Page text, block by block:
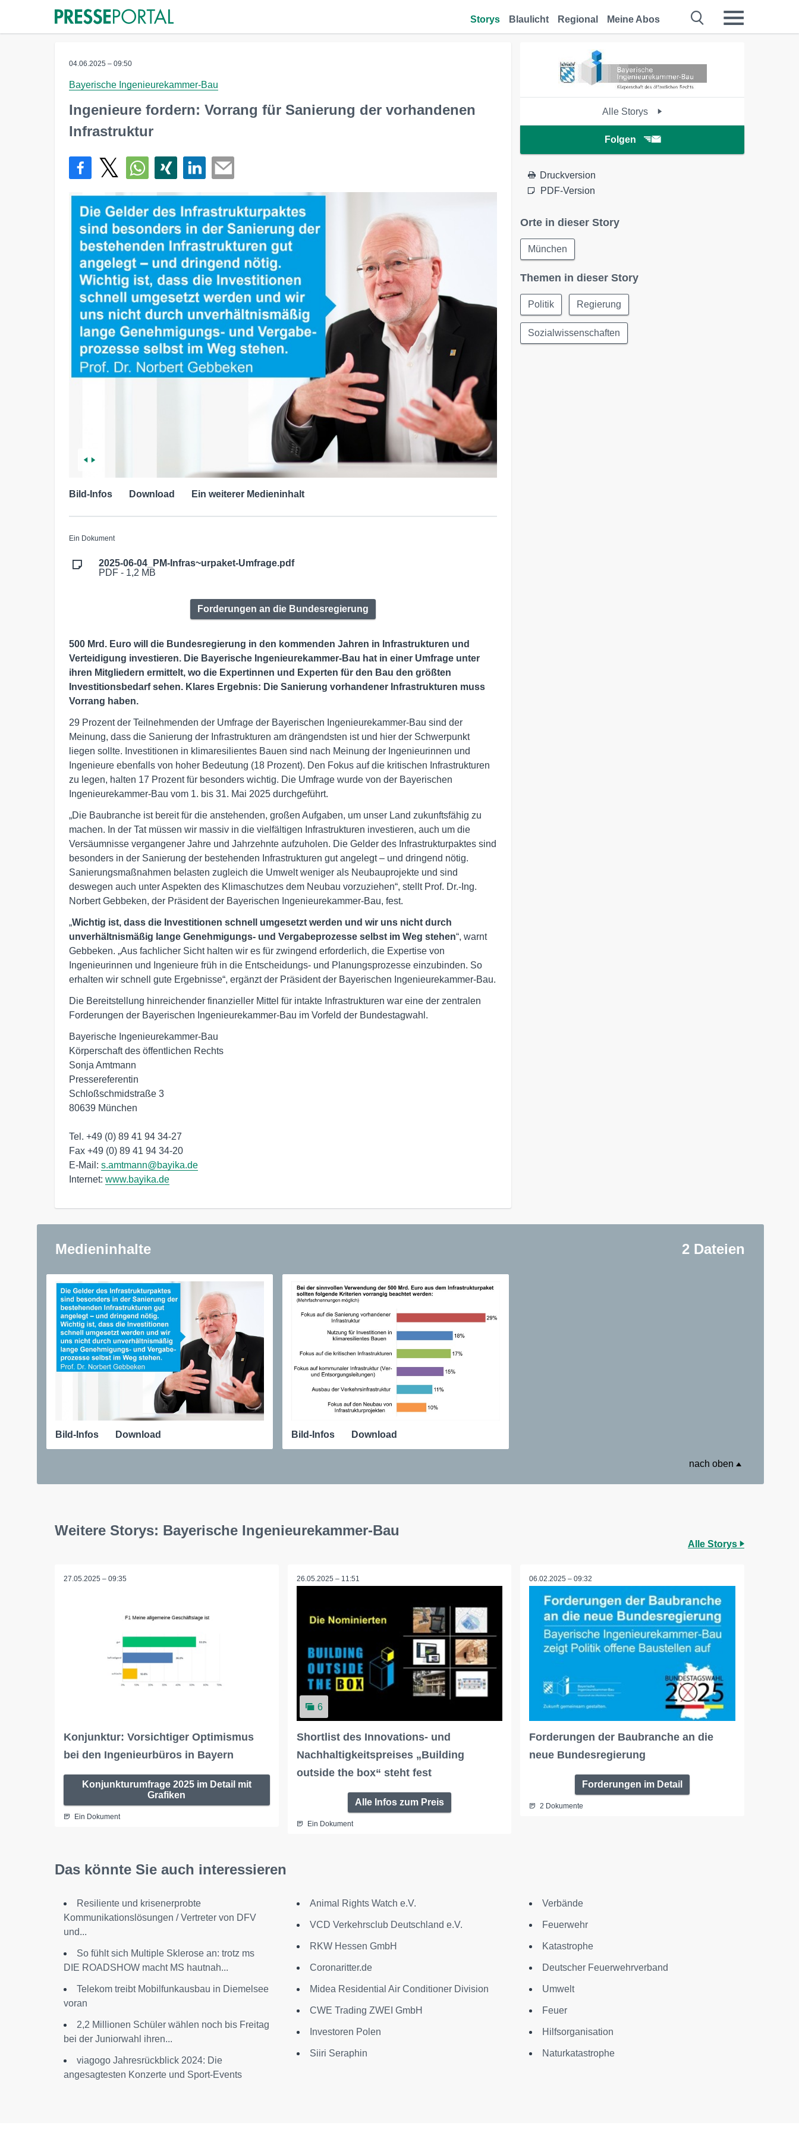
Storys Blaulicht Regional Meine Abos
04.06.2025 – 09:50
Bayerische Ingenieurekammer-Bau
Ingenieure fordern: Vorrang für Sanierung der vorhandenen
Infrastruktur
Bild-Infos Download Ein weiterer Medieninhalt
Ein Dokument
2025-06-04_PM-Infras~urpaket-Umfrage.pdf
PDF - 1,2 MB
Forderungen an die Bundesregierung
500 Mrd. Euro will die Bundesregierung in den kommenden Jahren in Infrastrukturen und
Verteidigung investieren. Die Bayerische Ingenieurekammer-Bau hat in einer Umfrage unter
ihren Mitgliedern ermittelt, wo die Expertinnen und Experten für den Bau den größten
Investitionsbedarf sehen. Klares Ergebnis: Die Sanierung vorhandener Infrastrukturen muss
Vorrang haben.
29 Prozent der Teilnehmenden der Umfrage der Bayerischen Ingenieurekammer-Bau sind der
Meinung, dass die Sanierung der Infrastrukturen am drängendsten ist und hier der Schwerpunkt
liegen sollte. Investitionen in klimaresilientes Bauen sind nach Meinung der Ingenieurinnen und
Ingenieure ebenfalls von hoher Bedeutung (18 Prozent). Den Fokus auf die kritischen Infrastrukturen
zu legen, halten 17 Prozent für besonders wichtig. Die Umfrage wurde von der Bayerischen
Ingenieurekammer-Bau vom 1. bis 31. Mai 2025 durchgeführt.
„Die Baubranche ist bereit für die anstehenden, großen Aufgaben, um unser Land zukunftsfähig zu
machen. In der Tat müssen wir massiv in die vielfältigen Infrastrukturen investieren, auch um die
Versäumnisse vergangener Jahre und Jahrzehnte aufzuholen. Die Gelder des Infrastrukturpaktes sind
besonders in der Sanierung der bestehenden Infrastrukturen gut angelegt – und dringend nötig.
Sanierungsmaßnahmen belasten zugleich die Umwelt weniger als Neubauprojekte und sind
deswegen auch unter Aspekten des Klimaschutzes dem Neubau vorzuziehen“, stellt Prof. Dr.-Ing.
Norbert Gebbeken, der Präsident der Bayerischen Ingenieurekammer-Bau, fest.
„Wichtig ist, dass die Investitionen schnell umgesetzt werden und wir uns nicht durch
unverhältnismäßig lange Genehmigungs- und Vergabeprozesse selbst im Weg stehen“, warnt
Gebbeken. „Aus fachlicher Sicht halten wir es für zwingend erforderlich, die Expertise von
Ingenieurinnen und Ingenieure früh in die Entscheidungs- und Planungsprozesse einzubinden. So
erhalten wir schnell gute Ergebnisse“, ergänzt der Präsident der Bayerischen Ingenieurekammer-Bau.
Die Bereitstellung hinreichender finanzieller Mittel für intakte Infrastrukturen war eine der zentralen
Forderungen der Bayerischen Ingenieurekammer-Bau im Vorfeld der Bundestagwahl.
Bayerische Ingenieurekammer-Bau
Körperschaft des öffentlichen Rechts
Sonja Amtmann
Pressereferentin
Schloßschmidstraße 3
80639 München
Tel. +49 (0) 89 41 94 34-27
Fax +49 (0) 89 41 94 34-20
E-Mail: s.amtmann@bayika.de
Internet: www.bayika.de
Alle Storys
Folgen
Druckversion
PDF-Version
Orte in dieser Story
München
Themen in dieser Story
Politik Regierung
Sozialwissenschaften
Medieninhalte 2 Dateien
Bild-Infos Download Bild-Infos Download
nach oben
Weitere Storys: Bayerische Ingenieurekammer-Bau
Alle Storys
27.05.2025 – 09:35
Konjunktur: Vorsichtiger Optimismus
bei den Ingenieurbüros in Bayern
Konjunkturumfrage 2025 im Detail mit
Grafiken
Ein Dokument
26.05.2025 – 11:51
6
Shortlist des Innovations- und
Nachhaltigkeitspreises „Building
outside the box“ steht fest
Alle Infos zum Preis
Ein Dokument
06.02.2025 – 09:32
Forderungen der Baubranche an die
neue Bundesregierung
Forderungen im Detail
2 Dokumente
Das könnte Sie auch interessieren
Resiliente und krisenerprobte
Kommunikationslösungen / Vertreter von DFV
und...
So fühlt sich Multiple Sklerose an: trotz ms
DIE ROADSHOW macht MS hautnah...
Telekom treibt Mobilfunkausbau in Diemelsee
voran
2,2 Millionen Schüler wählen noch bis Freitag
bei der Juniorwahl ihren...
viagogo Jahresrückblick 2024: Die
angesagtesten Konzerte und Sport-Events
Animal Rights Watch e.V.
VCD Verkehrsclub Deutschland e.V.
RKW Hessen GmbH
Coronaritter.de
Midea Residential Air Conditioner Division
CWE Trading ZWEI GmbH
Investoren Polen
Siiri Seraphin
Verbände
Feuerwehr
Katastrophe
Deutscher Feuerwehrverband
Umwelt
Feuer
Hilfsorganisation
Naturkatastrophe